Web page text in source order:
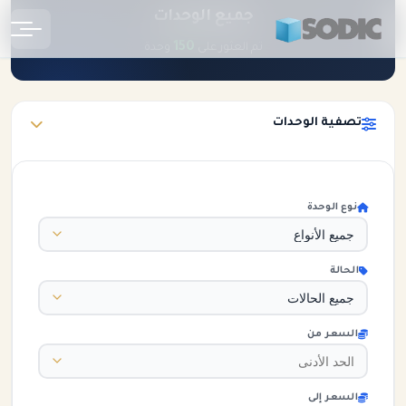
الرئيسية الوحدات
تصفية الوحدات
نوع الوحدة
الحالة
السعر من
السعر إلى